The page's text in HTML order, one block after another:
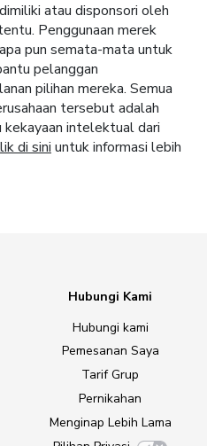
atau disponsori oleh
Penggunaan merek
pun semata-mata untuk
pelanggan
pilihan mereka. Semua
tersebut adalah
intelektual dari
di siniuntuk informasi lebih
Hubungi Kami
Hubungi kami
Pemesanan Saya
Tarif Grup
Pernikahan
Menginap Lebih Lama